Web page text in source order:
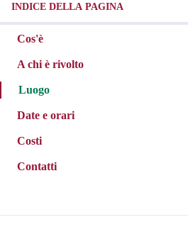
INDICE DELLA PAGINA
Cos'è
A chi è rivolto
Luogo
Date e orari
Costi
Contatti